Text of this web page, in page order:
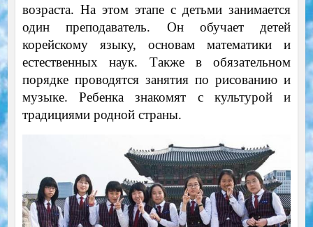
возраста. На этом этапе с детьми занимается
один преподаватель. Он обучает детей
корейскому языку, основам математики и
естественных наук. Также в обязательном
порядке проводятся занятия по рисованию и
музыке. Ребенка знакомят с культурой и
традициями родной страны.